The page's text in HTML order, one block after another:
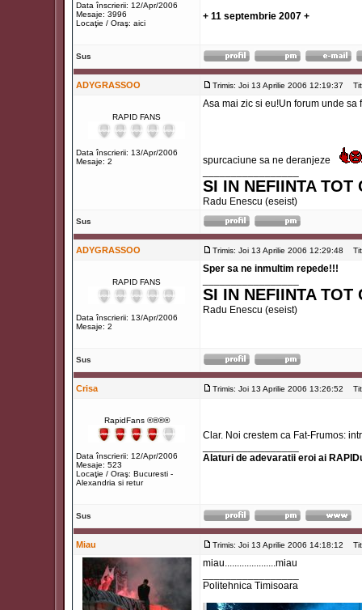
Data înscrierii: 12/Apr/2006
Mesaje: 3996
Locaţie / Oraş: aici
+ 11 septembrie 2007 +
Sus
ADYGRASSOO Trimis: Joi 13 Aprilie 2006 12:19:37
RAPID FANS
Data înscrierii: 13/Apr/2006
Mesaje: 2
Asa mai zic si eu!Un forum unde
spurcaciune sa ne deranjeze
SI IN NEFIINTA TOT
Radu Enescu (eseist)
Sus
ADYGRASSOO Trimis: Joi 13 Aprilie 2006 12:29:48
RAPID FANS
Data înscrierii: 13/Apr/2006
Mesaje: 2
Sper sa ne inmultim repede!!!
SI IN NEFIINTA TOT
Radu Enescu (eseist)
Sus
Crisa Trimis: Joi 13 Aprilie 2006 13:26:52
RapidFans ®®®®
Data înscrierii: 12/Apr/2006
Mesaje: 523
Locaţie / Oraş: Bucuresti -
Alexandria si retur
Clar. Noi crestem ca Fat-Frumos:
Alaturi de adevaratii eroi ai
Sus
Miau Trimis: Joi 13 Aprilie 2006 14:18:12
miau.....................miau
Politehnica Timisoara